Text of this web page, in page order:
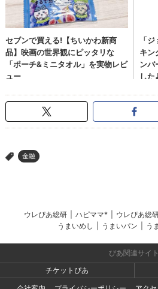
> 金融
ウレぴあ総研 ハピママ* ウレぴあ総
うまいめし
うまいパン う
ぴあ関連サイト
チケットぴあ